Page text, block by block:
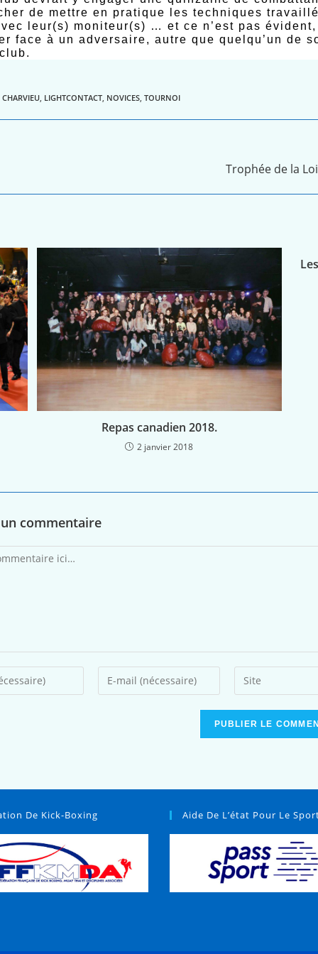
de mettre en pratique les techniques
leur(s) moniteur(s) … et ce n’est pas
face à un adversaire, autre que quelqu’un de
CHARVIEU LIGHTCONTACT NOVICES TOURNOI
Trophée de la
Repas canadien 2018.
2 janvier 2018
commentaire
De Kick-Boxing Aide De L’état Pour Le